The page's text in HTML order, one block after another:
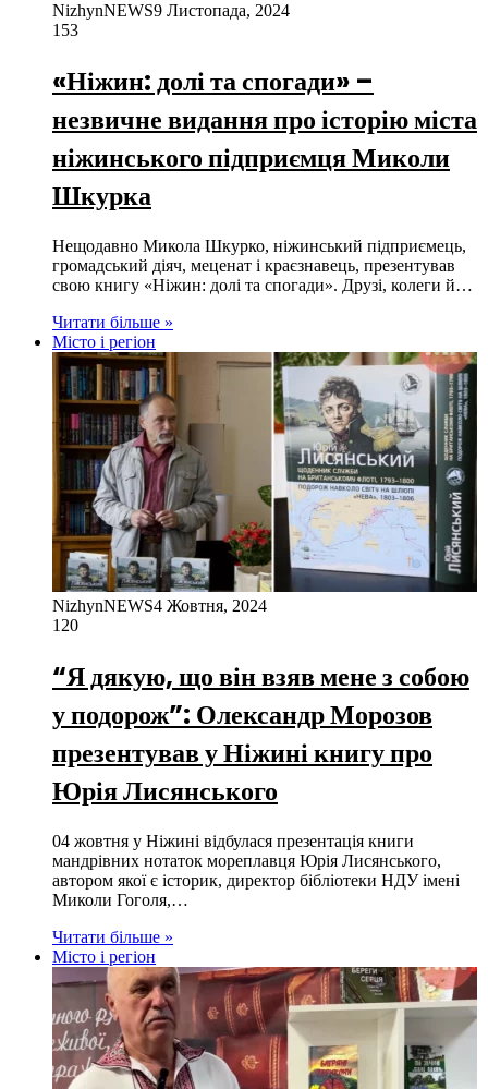
NizhynNEWS9 Листопада, 2024
153
«Ніжин: долі та спогади» –
незвичне видання про історію міста
ніжинського підприємця Миколи
Шкурка
Нещодавно Микола Шкурко, ніжинський підприємець,
громадський діяч, меценат і краєзнавець, презентував
свою книгу «Ніжин: долі та спогади». Друзі, колеги й…
Читати більше »
Місто і регіон
NizhynNEWS4 Жовтня, 2024
120
“Я дякую, що він взяв мене з собою
у подорож”: Олександр Морозов
презентував у Ніжині книгу про
Юрія Лисянського
04 жовтня у Ніжині відбулася презентація книги
мандрівних нотаток мореплавця Юрія Лисянського,
автором якої є історик, директор бібліотеки НДУ імені
Миколи Гоголя,…
Читати більше »
Місто і регіон